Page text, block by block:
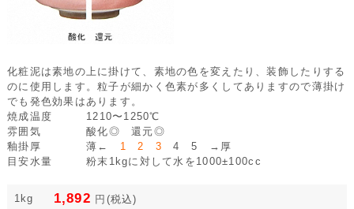
化粧泥は素地の上に掛けて、素地の色を変えたり、装飾したりする
のに使用します。粒子が細かく色素が多くしてありますので薄掛け
でも発色効果はあります。
焼成温度
1210〜1250℃
雰囲気
酸化◎ 還元◎
釉掛厚
薄← 1 2 3 4 5 →厚
目安水量
粉末1kgに対して水を1000±100cc
1kg 1,892 円 (税込)